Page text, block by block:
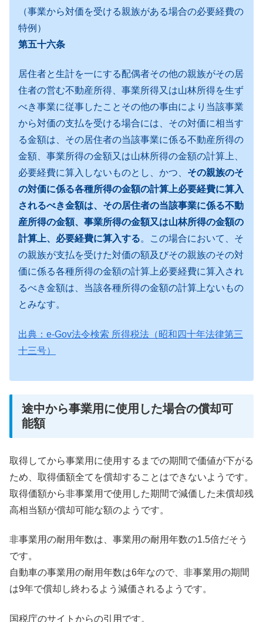
（事業から対価を受ける親族がある場合の必要経費の
特例）
第五十六条
居住者と生計を一にする配偶者その他の親族がその居
住者の営む不動産所得、事業所得又は山林所得を生ず
べき事業に従事したことその他の事由により当該事業
から対価の支払を受ける場合には、その対価に相当す
る金額は、その居住者の当該事業に係る不動産所得の
金額、事業所得の金額又は山林所得の金額の計算上、
必要経費に算入しないものとし、かつ、 その親族のそ
の対価に係る各種所得の金額の計算上必要経費に算入
されるべき金額は、その居住者の当該事業に係る不動
産所得の金額、事業所得の金額又は山林所得の金額の
計算上、必要経費に算入する。この場合において、そ
の親族が支払を受けた対価の額及びその親族のその対
価に係る各種所得の金額の計算上必要経費に算入され
るべき金額は、当該各種所得の金額の計算上ないもの
とみなす。
出典：e-Gov法令検索 所得税法（昭和四十年法律第三
十三号）
途中から事業用に使用した場合の償却可
能額
取得してから事業用に使用するまでの期間で価値が下がる
ため、取得価額全てを償却することはできないようです。
取得価額から非事業用で使用した期間で減価した未償却残
高相当額が償却可能な額のようです。
非事業用の耐用年数は、事業用の耐用年数の1.5倍だそう
です。
自動車の事業用の耐用年数は6年なので、非事業用の期間
は9年で償却し終わるよう減価されるようです。
国税庁のサイトからの引用です。